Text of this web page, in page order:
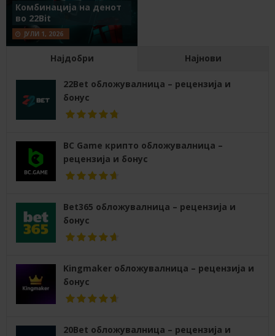
Комбинација на денот
во 22Bit
ЈУЛИ 1, 2026
Најдобри Најнови
22Bet обложувалница – рецензија и
бонус
BC Game крипто обложувалница –
рецензија и бонус
Bet365 обложувалница – рецензија и
бонус
Kingmaker обложувалница – рецензија и
бонус
20Bet обложувалница – рецензија и